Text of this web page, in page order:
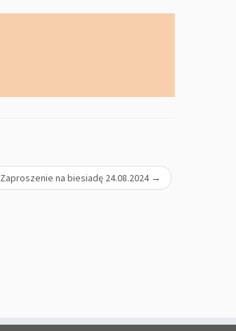
Zaproszenie na biesiadę 24.08.2024 →